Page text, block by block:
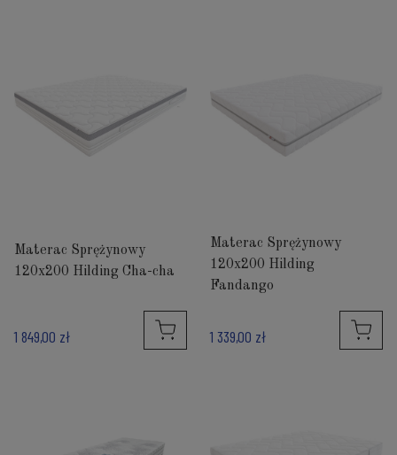
Materac Sprężynowy
120x200 Hilding Cha-cha
1 849,00 zł
Materac Sprężynowy
120x200 Hilding
Fandango
1 339,00 zł